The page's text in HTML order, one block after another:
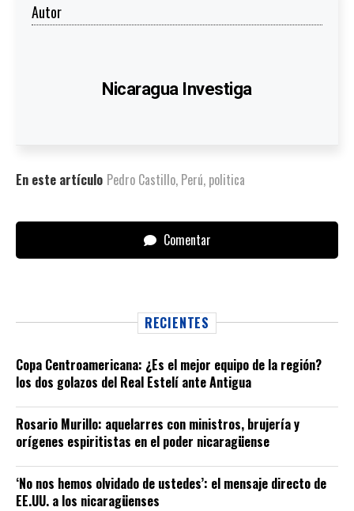
Autor
Nicaragua Investiga
En este artículo Pedro Castillo, Perú, politica
Comentar
RECIENTES
Copa Centroamericana: ¿Es el mejor equipo de la región?
los dos golazos del Real Estelí ante Antigua
Rosario Murillo: aquelarres con ministros, brujería y
orígenes espiritistas en el poder nicaragüense
‘No nos hemos olvidado de ustedes’: el mensaje directo de
EE.UU. a los nicaragüenses